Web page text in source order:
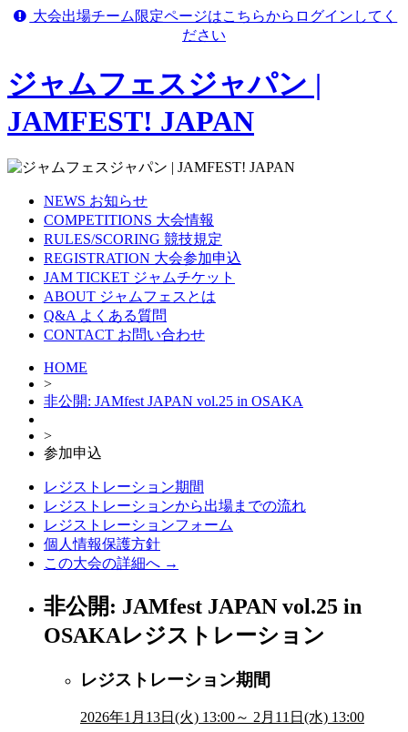
大会出場チーム限定ページはこちらからログインしてく
ださい
ジャムフェスジャパン |
JAMFEST! JAPAN
NEWS お知らせ
COMPETITIONS 大会情報
RULES/SCORING 競技規定
REGISTRATION 大会参加申込
JAM TICKET ジャムチケット
ABOUT ジャムフェスとは
Q&A よくある質問
CONTACT お問い合わせ
HOME
>
非公開: JAMfest JAPAN vol.25 in OSAKA
>
参加申込
レジストレーション期間
レジストレーションから出場までの流れ
レジストレーションフォーム
個人情報保護方針
この大会の詳細へ →
非公開: JAMfest JAPAN vol.25 in
OSAKAレジストレーション
レジストレーション期間
2026年1月13日(火) 13:00～ 2月11日(水) 13:00